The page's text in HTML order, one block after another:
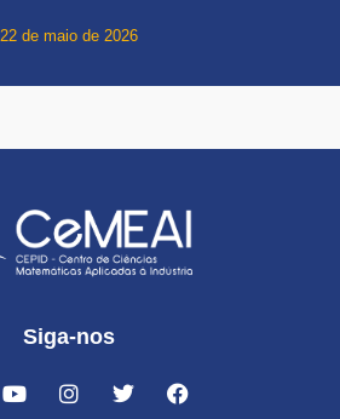
22 de maio de 2026
Siga-nos